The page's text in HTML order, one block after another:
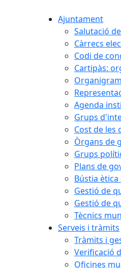
Ajuntament
Salutació
Càrrecs
Codi de
Cartipàs:
Agenda
Grups
Cost de les
Òrgans de
Grups
Plans de
Bústia
Gestió de
Gestió de
Tècnics
Serveis i tràmits
Tràmits i
Verificació
Oficines